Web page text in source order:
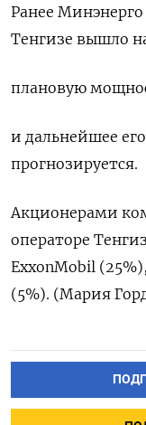
Ранее
Тенгизе вышло
плановую
и дальнейшее
прогнозируется.
Акционерами
операторе
ExxonMobil
(5%). (Мария